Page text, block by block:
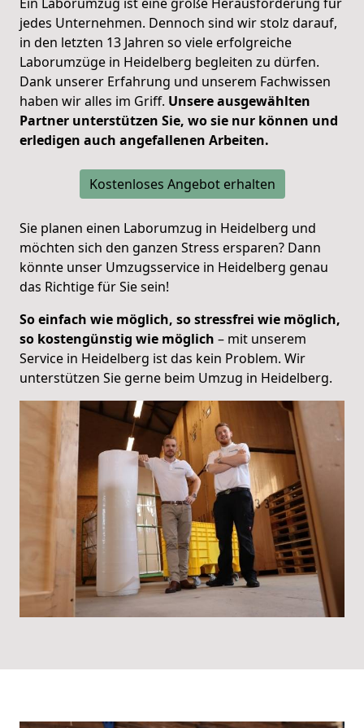
jedes Unternehmen. Dennoch sind wir stolz darauf,
in den letzten 13 Jahren so viele erfolgreiche
Laborumzüge in Heidelberg begleiten zu dürfen.
Dank unserer Erfahrung und unserem Fachwissen
haben wir alles im Griff. Unsere ausgewählten
Partner unterstützen Sie, wo sie nur können und
erledigen auch angefallenen Arbeiten.
Kostenloses Angebot erhalten
Sie planen einen Laborumzug in Heidelberg und
möchten sich den ganzen Stress ersparen? Dann
könnte unser Umzugsservice in Heidelberg genau
das Richtige für Sie sein!
So einfach wie möglich, so stressfrei wie möglich,
so kostengünstig wie möglich – mit unserem
Service in Heidelberg ist das kein Problem. Wir
unterstützen Sie gerne beim Umzug in Heidelberg.